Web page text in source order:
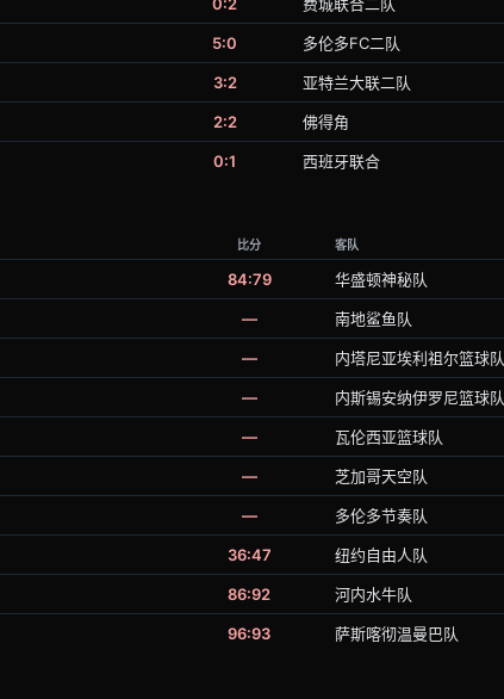
5:0 多伦多FC二队
3:2 亚特兰大联二队
2:2 佛得角
0:1 西班牙联合
比分 客队
84:79 华盛顿神秘队
— 南地鲨鱼队
— 内塔尼亚埃利祖尔篮球队
— 内斯锡安纳伊罗尼篮球队
— 瓦伦西亚篮球队
— 芝加哥天空队
— 多伦多节奏队
36:47 纽约自由人队
86:92 河内水牛队
96:93 萨斯喀彻温曼巴队